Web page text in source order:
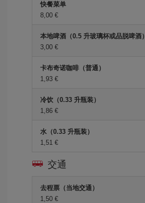
快餐菜单
8,00 €
本地啤酒（0.5 升玻璃杯或品脱啤酒）
3,00 €
卡布奇诺咖啡（普通）
1,93 €
冷饮（0.33 升瓶装）
1,86 €
水（0.33 升瓶装）
1,51 €
交通
去程票（当地交通）
1,50 €